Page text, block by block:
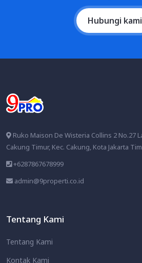
Hubungi kami
Ruko Maison De Wisteria Collins 2 No.27
Cakung Timur, Kec. Cakung, Kota Jakarta
+6287867678999
admin@9properti.co.id
Tentang Kami
Tentang Kami
Kontak Kami